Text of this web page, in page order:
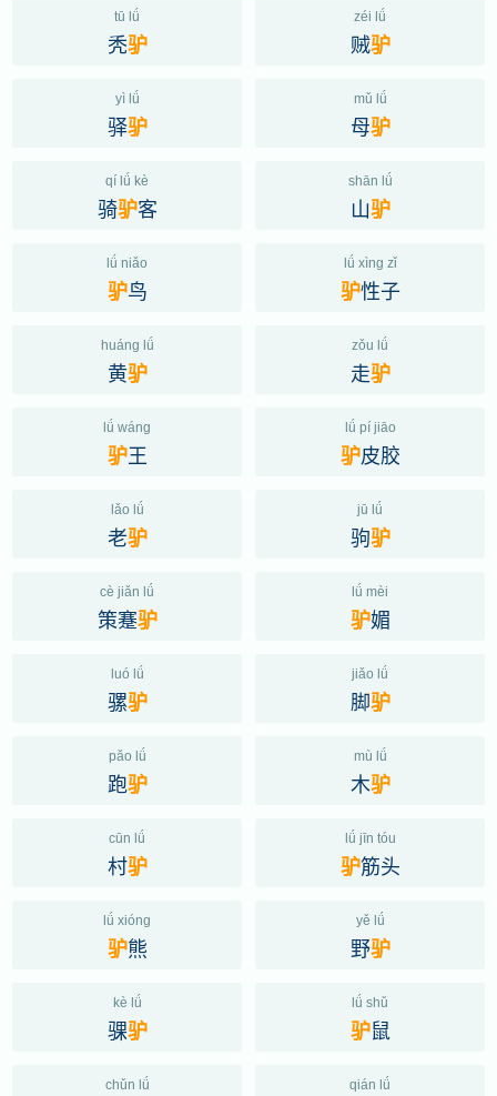
tū lǘ
秃驴
zéi lǘ
贼驴
yì lǘ
驿驴
mǔ lǘ
母驴
qí lǘ kè
骑驴客
shān lǘ
山驴
lǘ niǎo
驴鸟
lǘ xìng zǐ
驴性子
huáng lǘ
黄驴
zǒu lǘ
走驴
lǘ wáng
驴王
lǘ pí jiāo
驴皮胶
lǎo lǘ
老驴
jū lǘ
驹驴
cè jiǎn lǘ
策蹇驴
lǘ mèi
驴媚
luó lǘ
骡驴
jiǎo lǘ
脚驴
pǎo lǘ
跑驴
mù lǘ
木驴
cūn lǘ
村驴
lǘ jīn tóu
驴筋头
lǘ xióng
驴熊
yě lǘ
野驴
kè lǘ
骒驴
lǘ shǔ
驴鼠
chǔn lǘ qián lǘ